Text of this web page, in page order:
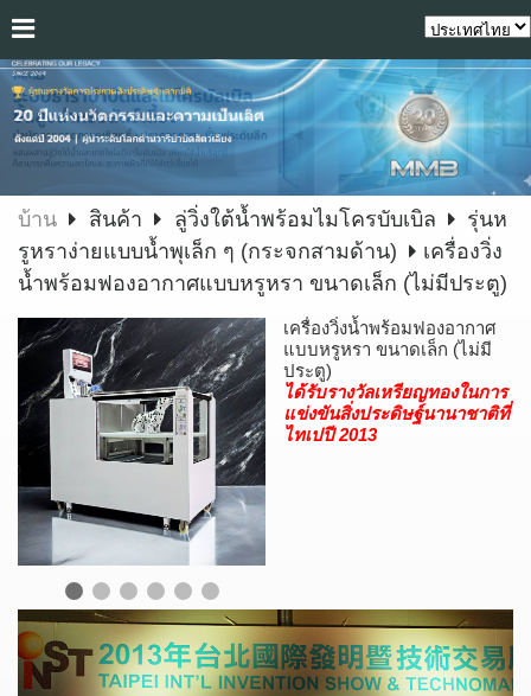
บ้าน สินค้า ลู่วิ่งใต้น้ำพร้อมไมโครบับเบิล
รุ่นห
รูหราง่ายแบบน้ำพุเล็ก ๆ (กระจกสามด้าน)
เครื่องวิ่ง
น้ำพร้อมฟองอากาศแบบหรูหรา ขนาดเล็ก (ไม่มีประตู)
เครื่องวิ่งน้ำพร้อมฟองอากาศ
แบบหรูหรา ขนาดเล็ก (ไม่มี
ประตู)
ได้รับรางวัลเหรียญทองในการ
แข่งขันสิ่งประดิษฐ์นานาชาติที่
ไทเปปี 2013